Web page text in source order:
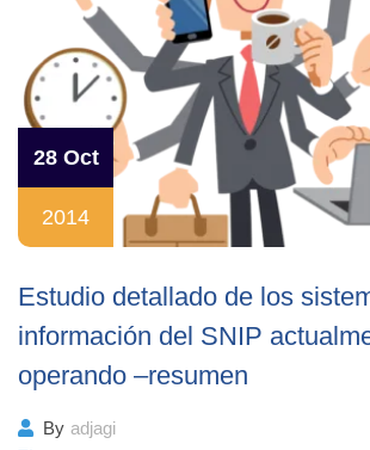
28 Oct
2014
Estudio detallado de los
información del SNIP
operando –resumen
By adjagi